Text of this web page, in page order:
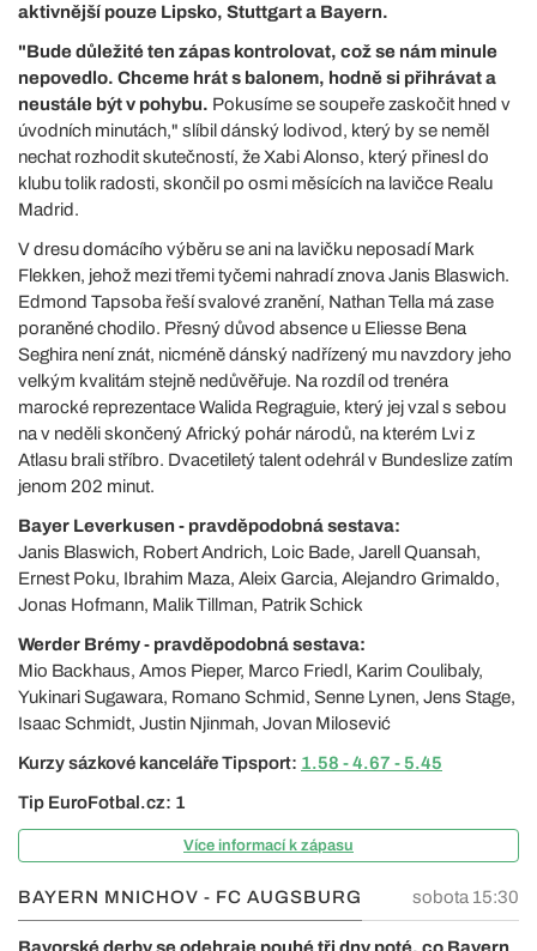
aktivnější pouze Lipsko, Stuttgart a Bayern.
"Bude důležité ten zápas kontrolovat, což se nám minule
nepovedlo. Chceme hrát s balonem, hodně si přihrávat a
neustále být v pohybu. Pokusíme se soupeře zaskočit hned v
úvodních minutách," slíbil dánský lodivod, který by se neměl
nechat rozhodit skutečností, že Xabi Alonso, který přinesl do
klubu tolik radosti, skončil po osmi měsících na lavičce Realu
Madrid.
V dresu domácího výběru se ani na lavičku neposadí Mark
Flekken, jehož mezi třemi tyčemi nahradí znova Janis Blaswich.
Edmond Tapsoba řeší svalové zranění, Nathan Tella má zase
poraněné chodilo. Přesný důvod absence u Eliesse Bena
Seghira není znát, nicméně dánský nadřízený mu navzdory jeho
velkým kvalitám stejně nedůvěřuje. Na rozdíl od trenéra
marocké reprezentace Walida Regraguie, který jej vzal s sebou
na v neděli skončený Africký pohár národů, na kterém Lvi z
Atlasu brali stříbro. Dvacetiletý talent odehrál v Bundeslize zatím
jenom 202 minut.
Bayer Leverkusen - pravděpodobná sestava:
Janis Blaswich, Robert Andrich, Loic Bade, Jarell Quansah,
Ernest Poku, Ibrahim Maza, Aleix Garcia, Alejandro Grimaldo,
Jonas Hofmann, Malik Tillman, Patrik Schick
Werder Brémy - pravděpodobná sestava:
Mio Backhaus, Amos Pieper, Marco Friedl, Karim Coulibaly,
Yukinari Sugawara, Romano Schmid, Senne Lynen, Jens Stage,
Isaac Schmidt, Justin Njinmah, Jovan Milosević
Kurzy sázkové kanceláře Tipsport: 1.58 - 4.67 - 5.45
Tip EuroFotbal.cz: 1
Více informací k zápasu
BAYERN MNICHOV - FC AUGSBURG sobota 15:30